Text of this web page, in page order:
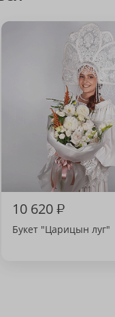
10 620₽
Букет "Царицын луг"